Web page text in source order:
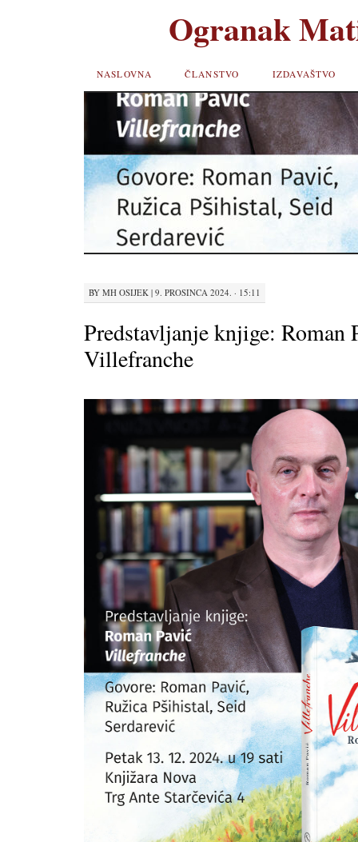
Ogranak
SKIP TO
CONTENT
NASLOVNA ČLANSTVO IZDAVAŠTVO
BY MH OSIJEK | 9. PROSINCA 2024. · 15:11
Predstavljanje knjige: Roman
Villefranche